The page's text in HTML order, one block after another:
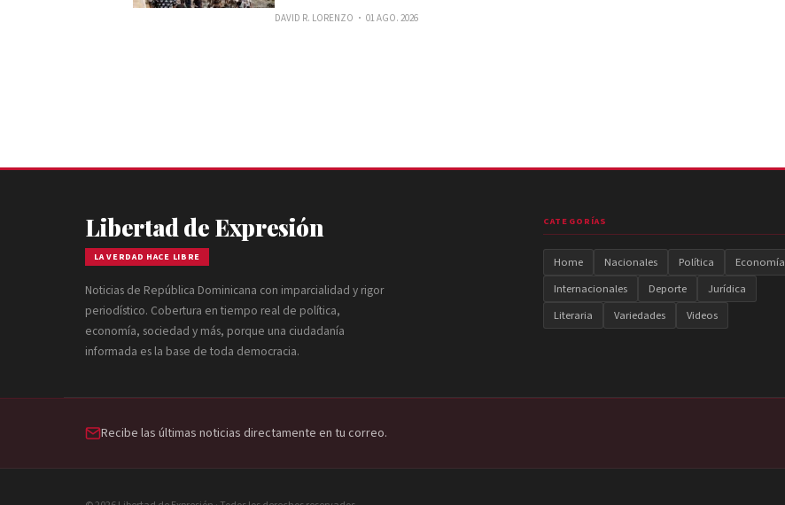
Marruecos en los últimos días asciende a 67, según los datos facilitados a EFE por
DAVID R. LORENZO 01 AGO. 2026
Libertad de Expresión
LA VERDAD HACE LIBRE
Noticias de República Dominicana con imparcialidad y rigor
periodístico. Cobertura en tiempo real de política,
economía, sociedad y más, porque una ciudadanía
informada es la base de toda democracia.
CATEGORÍAS
Home Nacionales Política
Economía
Internacionales
Deporte
Jurídica
Literaria
Variedades Videos
Recibe las últimas noticias directamente en tu correo.